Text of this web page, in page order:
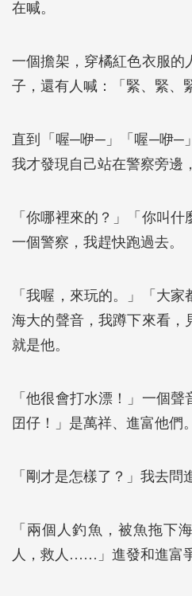
在喊。
一個擔架，穿橘紅色衣服的
子，還有人喊：「緊、緊、
直到「喔─咿─」「喔─咿─
我才發現自己站在警察旁邊
「你哪裡來的？」「你叫
一個警察，我趕快跑過去。
「我喔，來玩的。」「大
海大的聲音，我蹲下來看，
就是他。
「他很會打水漂！」一個
囝仔！」是萬祥、進富他們。
「剛才是怎樣了？」我去問
「兩個人釣魚，被魚拖
人，救人……」進發和進富